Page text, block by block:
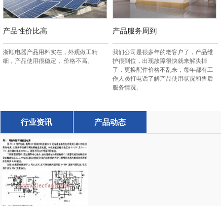
产品性价比高
浙顺电器产品用料实在，外观做工精
细，产品使用很稳定， 价格不高。
产品服务周到
我们公司是很多年的老客户了，产品维
护很到位，出现故障很快就来解决掉
了，更换配件价格不乱来，每年都有工
作人员打电话了解产品使用状况和售后
服务情况。
行业资讯 产品动态
UPS不间断电源系统主要在哪些领域应用
第一类信息设备用UPS不间断电源系统设备，主要应用